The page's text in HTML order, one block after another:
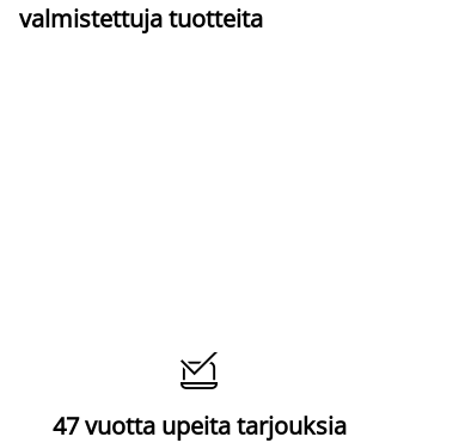
valmistettuja tuotteita

47 vuotta upeita tarjouksia